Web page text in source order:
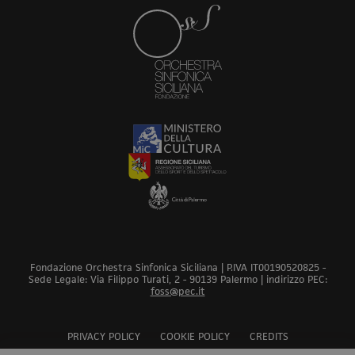
Fondazione Orchestra Sinfonica Siciliana | P.IVA IT00190520825 -
Sede Legale: Via Filippo Turati, 2 - 90139 Palermo | indirizzo PEC:
foss@pec.it
PRIVACY POLICY COOKIE POLICY CREDITS